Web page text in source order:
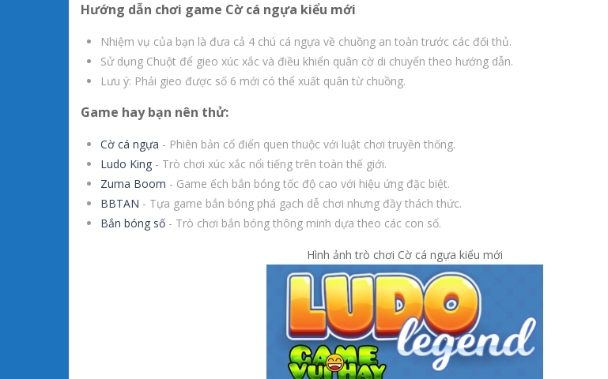
Hướng dẫn chơi game Cờ cá ngựa kiểu mới
Nhiệm vụ của bạn là đưa cả 4 chú cá ngựa về chuồng an toàn trước các đối thủ.
Sử dụng Chuột để gieo xúc xắc và điều khiển quân cờ di chuyển theo hướng dẫn.
Lưu ý: Phải gieo được số 6 mới có thể xuất quân từ chuồng.
Game hay bạn nên thử:
Cờ cá ngựa - Phiên bản cổ điển quen thuộc với luật chơi truyền thống.
Ludo King - Trò chơi xúc xắc nổi tiếng trên toàn thế giới.
Zuma Boom - Game ếch bắn bóng tốc độ cao với hiệu ứng đặc biệt.
BBTAN - Tựa game bắn bóng phá gạch dễ chơi nhưng đầy thách thức.
Bắn bóng số - Trò chơi bắn bóng thông minh dựa theo các con số.
Hình ảnh trò chơi Cờ cá ngựa kiểu mới